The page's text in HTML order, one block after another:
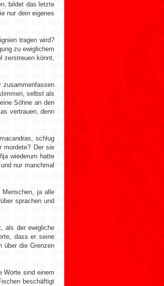
bildet das letzte
nur dein eigenes
tragen wird?
zu ewiglichem
zerstreuen könnt,
zusammenfassen
selbst als
Söhne an den
vertrauen, denn
schlug
mordete? Der sie
wiederum hatte
nur manchmal
Menschen, ja alle
sprachen und
als der ewigliche
dass er seine
über die Grenzen
Worte sind einem
beschäftigt